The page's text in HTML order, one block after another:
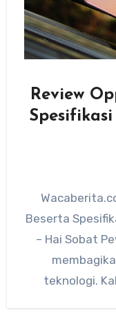
Review
Beserta
– Hai Sobat
teknologi.